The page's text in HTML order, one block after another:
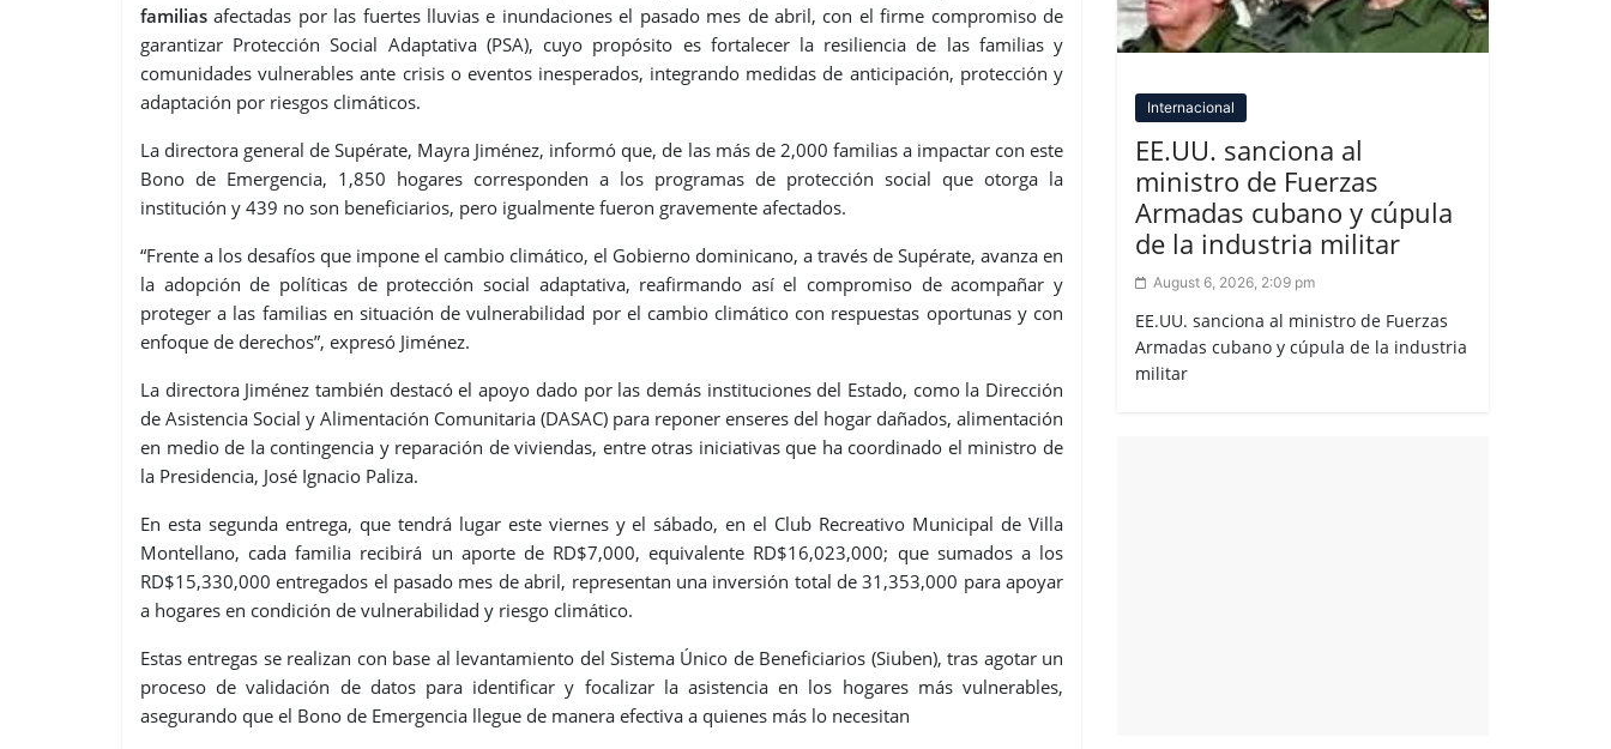
familias afectadas por las fuertes lluvias e inundaciones el pasado mes de abril, con el firme compromiso de
garantizar Protección Social Adaptativa (PSA), cuyo propósito es fortalecer la resiliencia de las familias y
comunidades vulnerables ante crisis o eventos inesperados, integrando medidas de anticipación, protección y
adaptación por riesgos climáticos.
La directora general de Supérate, Mayra Jiménez, informó que, de las más de 2,000 familias a impactar con este
Bono de Emergencia, 1,850 hogares corresponden a los programas de protección social que otorga la
institución y 439 no son beneficiarios, pero igualmente fueron gravemente afectados.
“Frente a los desafíos que impone el cambio climático, el Gobierno dominicano, a través de Supérate, avanza en
la adopción de políticas de protección social adaptativa, reafirmando así el compromiso de acompañar y
proteger a las familias en situación de vulnerabilidad por el cambio climático con respuestas oportunas y con
enfoque de derechos”, expresó Jiménez.
La directora Jiménez también destacó el apoyo dado por las demás instituciones del Estado, como la Dirección
de Asistencia Social y Alimentación Comunitaria (DASAC) para reponer enseres del hogar dañados, alimentación
en medio de la contingencia y reparación de viviendas, entre otras iniciativas que ha coordinado el ministro de
la Presidencia, José Ignacio Paliza.
En esta segunda entrega, que tendrá lugar este viernes y el sábado, en el Club Recreativo Municipal de Villa
Montellano, cada familia recibirá un aporte de RD$7,000, equivalente RD$16,023,000; que sumados a los
RD$15,330,000 entregados el pasado mes de abril, representan una inversión total de 31,353,000 para apoyar
a hogares en condición de vulnerabilidad y riesgo climático.
Estas entregas se realizan con base al levantamiento del Sistema Único de Beneficiarios (Siuben), tras agotar un
proceso de validación de datos para identificar y focalizar la asistencia en los hogares más vulnerables,
asegurando que el Bono de Emergencia llegue de manera efectiva a quienes más lo necesitan
Internacional
EE.UU. sanciona al
ministro de Fuerzas
Armadas cubano y cúpula
de la industria militar
August 6, 2026, 2:09 pm
EE.UU. sanciona al ministro de Fuerzas
Armadas cubano y cúpula de la industria
militar